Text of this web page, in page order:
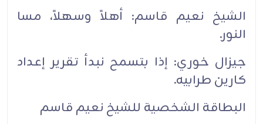
الشيخ نعيم قاسم: أهلاً وسهلاً، مسا
النور.‏
جيزال خوري: إذا بتسمح نبدأ تقرير إعداد
كارين طرابيه.‏
البطاقة الشخصية للشيخ نعيم قاسم‏